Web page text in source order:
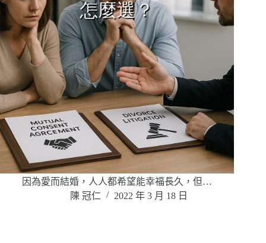
因為愛而結婚，人人都希望能幸福長久，但…
陳 冠仁
2022 年 3 月 18 日